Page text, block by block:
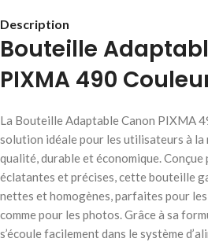
Description
Bouteille
PIXMA 490
La Bouteille Adaptable Canon PIXMA
solution idéale pour les utilisateurs à la
qualité, durable et économique.
éclatantes et précises, cette bouteille
nettes et homogènes, parfaites pour
comme pour les photos. Grâce à sa
s’écoule facilement dans le système